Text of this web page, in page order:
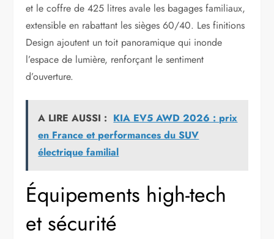
et le coffre de 425 litres avale les bagages familiaux,
extensible en rabattant les sièges 60/40. Les finitions
Design ajoutent un toit panoramique qui inonde
l’espace de lumière, renforçant le sentiment
d’ouverture.
A LIRE AUSSI : KIA EV5 AWD 2026 : prix
en France et performances du SUV
électrique familial
Équipements high-tech
et sécurité